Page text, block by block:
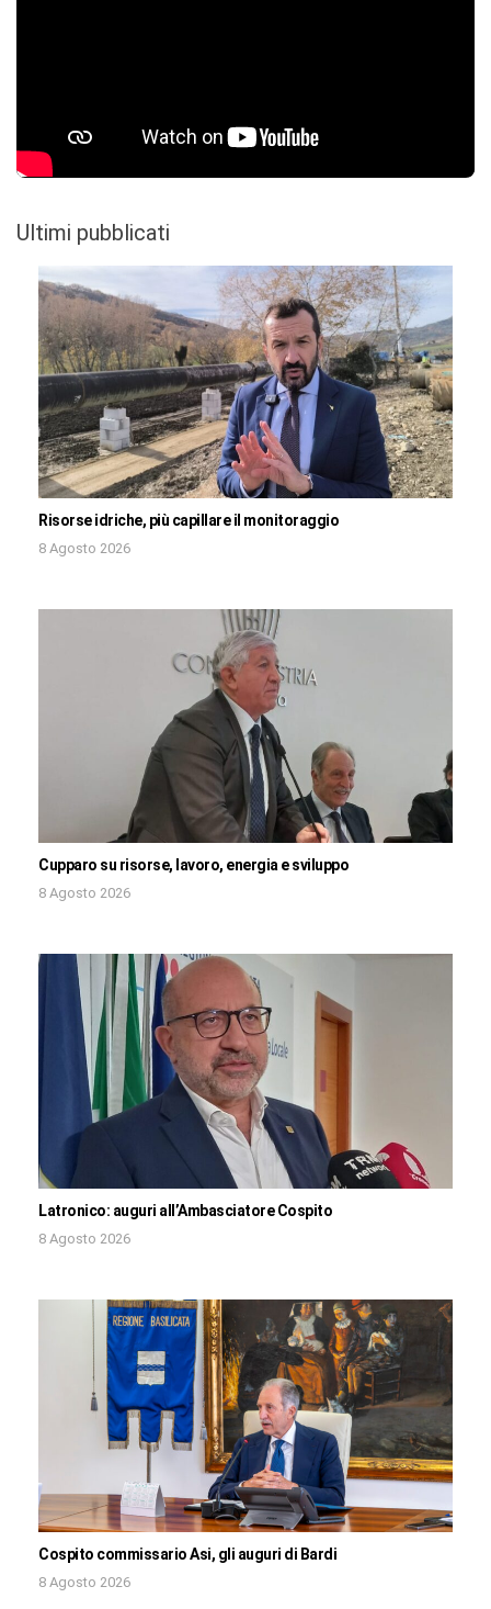
Ultimi pubblicati
Risorse idriche, più capillare il monitoraggio
8 Agosto 2026
Cupparo su risorse, lavoro, energia e sviluppo
8 Agosto 2026
Latronico: auguri all’Ambasciatore Cospito
8 Agosto 2026
Cospito commissario Asi, gli auguri di Bardi
8 Agosto 2026